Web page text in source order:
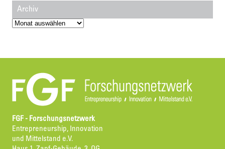
Archiv
Archiv
FGF - Forschungsnetzwerk
Entrepreneurship, Innovation
und Mittelstand e.V.